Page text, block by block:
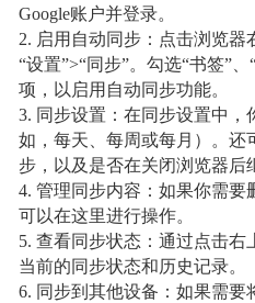
Google账户并登录。
2. 启用自动同步：点击浏览器
“设置”>“同步”。勾选“书签”
项，以启用自动同步功能。
3. 同步设置：在同步设置中，
如，每天、每周或每月）。还
步，以及是否在关闭浏览器后
4. 管理同步内容：如果你需要
可以在这里进行操作。
5. 查看同步状态：通过点击
当前的同步状态和历史记录。
6. 同步到其他设备：如果需